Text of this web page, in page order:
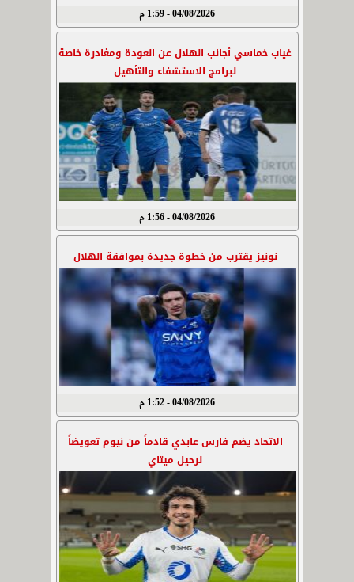
04/08/2026 - 1:59 م
غياب خماسي أجانب الهلال عن العودة ومغادرة خاصة
لبرامج الاستشفاء والتأهيل
04/08/2026 - 1:56 م
نونيز يقترب من خطوة جديدة بموافقة الهلال
04/08/2026 - 1:52 م
الاتحاد يضم فارس عابدي قادماً من نيوم تعويضاً
لرحيل ميتاي